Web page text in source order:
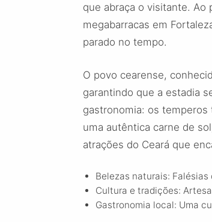
que abraça o visitante. Ao
megabarracas em
parado no tempo.
O povo cearense,
garantindo que a estadia
gastronomia: os
uma autêntica carne de
atrações do Ceará que
Belezas naturais:
Cultura e tradições:
Gastronomia local: Uma